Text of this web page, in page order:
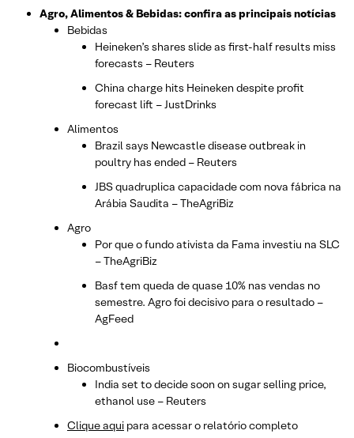
Agro, Alimentos & Bebidas: confira as principais notícias
Bebidas
Heineken’s shares slide as first-half results miss
forecasts – Reuters
China charge hits Heineken despite profit
forecast lift – JustDrinks
Alimentos
Brazil says Newcastle disease outbreak in
poultry has ended – Reuters
JBS quadruplica capacidade com nova fábrica na
Arábia Saudita – TheAgriBiz
Agro
Por que o fundo ativista da Fama investiu na SLC
– TheAgriBiz
Basf tem queda de quase 10% nas vendas no
semestre. Agro foi decisivo para o resultado –
AgFeed
Biocombustíveis
India set to decide soon on sugar selling price,
ethanol use – Reuters
Clique aqui para acessar o relatório completo